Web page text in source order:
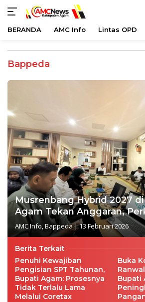
konten
BERANDA AMC Info Lintas OPD
Bappeda
Musrenbang Hybrid 2027
Agam Tekan Anggaran,
AMC Info Bappeda|13 Februari 2026
Berita Terkait
Penuhi Kewajiban
Pengisian SPT Tahunan,
Bupati Agam: Prosesnya
Tidak Terlalu Lama
Melalui Coretax
Buka
Bupati